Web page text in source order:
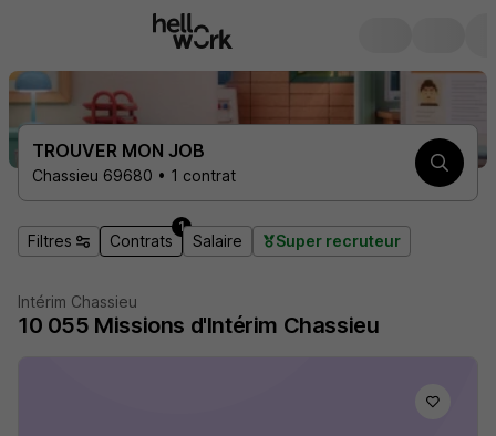
TROUVER MON JOB
Chassieu 69680 • 1 contrat
Filtres Contrats
1
Salaire Super recruteur
Intérim Chassieu
10 055 Missions d'Intérim Chassieu